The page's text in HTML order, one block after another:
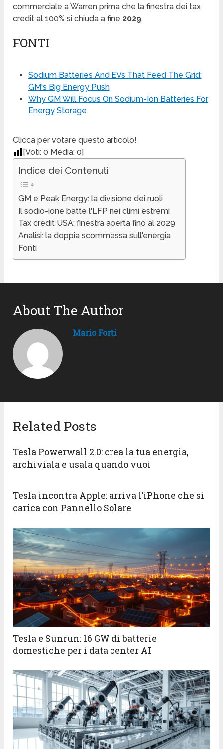
commerciale a Warren prima che la finestra dei tax
credit al 100% si chiuda a fine 2029.
FONTI
Sodium Batteries And EVs That Feed The Grid:
GM's Big Energy Push
Why GM Will Focus On Sodium-Ion Batteries For
Energy Storage
Clicca per votare questo articolo!
[Voti:0 Media:0]
Indice dei Contenuti
GM e Peak Energy: la divisione dei ruoli
Il sodio-ione batte l'LFP nei climi estremi
Tax credit USA: finestra aperta fino al 2029
Analisi: la doppia scommessa sull'energia
Fonti
About The Author
Mario Forti
Related Posts
Tesla Powerwall 2.0: crea la tua energia,
archiviala e usala quando vuoi
Tesla incontra Apple: arriva l’iPhone che si
carica con Pannello Solare
Tesla e Sunrun: 16 GW di batterie
domestiche per i data center AI